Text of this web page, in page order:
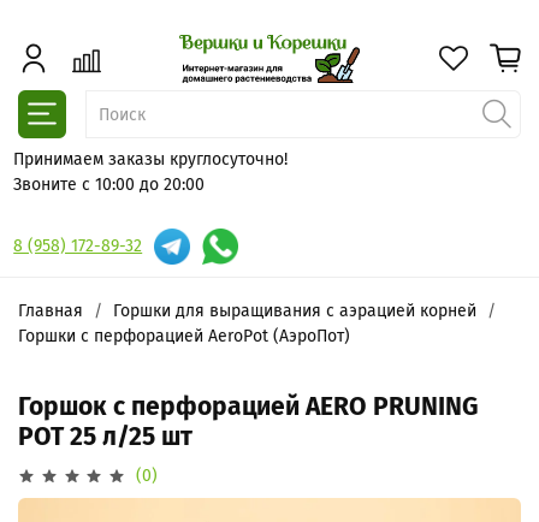
Принимаем заказы круглосуточно!
Звоните с 10:00 до 20:00
8 (958) 172-89-32
Главная
Горшки для выращивания с аэрацией корней
Горшки с перфорацией AeroPot (АэроПот)
Горшок с перфорацией AERO PRUNING
POT 25 л/25 шт
(0)